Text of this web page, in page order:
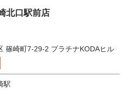
北口駅前店
篠崎町7-29-2 プラチナKODAヒル
駅